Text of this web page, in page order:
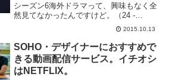
シーズン6海外ドラマって、興味もなく全
然見てなかったんですけど。（24 -
TWENTY FOUR-も見てないっす）去年こ
のドラマにハマって、毎日寝不足になり
ながらシーズン5まで見たのは良い思い
出。ウォーキ...
2015.10.13
SOHO・デザイナーにおすすめで
きる動画配信サービス。イチオシ
はNETFLIX。